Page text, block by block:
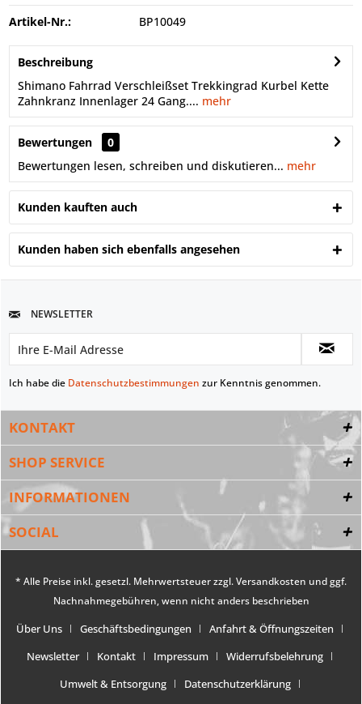
Artikel-Nr.: BP10049
Beschreibung
Shimano Fahrrad Verschleißset Trekkingrad Kurbel Kette
Zahnkranz Innenlager 24 Gang.... mehr
Bewertungen
0
Bewertungen lesen, schreiben und diskutieren... mehr
Kunden kauften auch
Kunden haben sich ebenfalls angesehen
NEWSLETTER
Ich habe die Datenschutzbestimmungen zur Kenntnis genommen.
KONTAKT
SHOP SERVICE
INFORMATIONEN
SOCIAL
* Alle Preise inkl. gesetzl. Mehrwertsteuer zzgl.Versandkosten und ggf.
Nachnahmegebühren, wenn nicht anders beschrieben
Über Uns Geschäftsbedingungen
Anfahrt & Öffnungszeiten
Newsletter
Kontakt Impressum
Widerrufsbelehrung
Umwelt & Entsorgung
Datenschutzerklärung